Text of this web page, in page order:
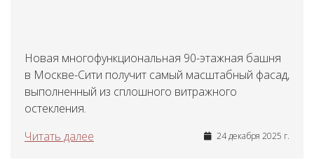
Новая многофункциональная 90-этажная башня
в Москве-Сити получит самый масштабный фасад,
выполненный из сплошного витражного
остекления.
Читать далее
24 декабря 2025 г.